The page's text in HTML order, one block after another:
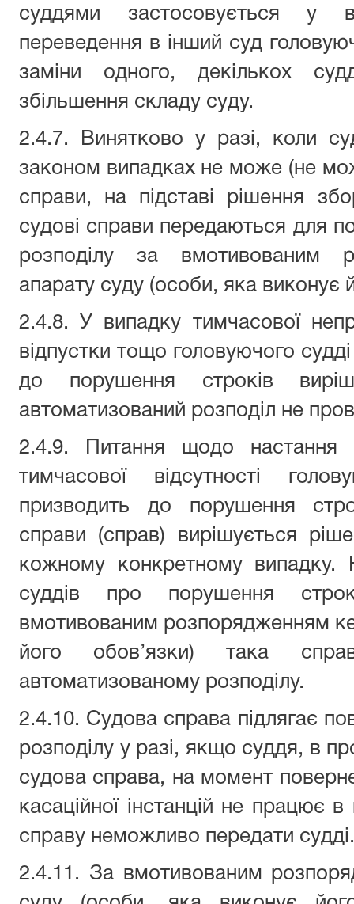
суддями застосовується у
переведення в інший суд
заміни одного, декількох
збільшення складу суду.
2.4.7. Винятково у разі, коли
законом випадках не може (не
справи, на підставі рішення
судові справи передаються для
розподілу за вмотивованим
апарату суду (особи, яка виконує
2.4.8. У випадку тимчасової
відпустки тощо головуючого
до порушення строків
автоматизований розподіл не
2.4.9. Питання щодо настання
тимчасової відсутності
призводить до порушення
справи (справ) вирішується
кожному конкретному випадку.
суддів про порушення
вмотивованим розпорядженням
його обов’язки) така
автоматизованому розподілу.
2.4.10. Судова справа підлягає
розподілу у разі, якщо суддя, в
судова справа, на момент
касаційної інстанцій не працює
справу неможливо передати судді.
2.4.11. За вмотивованим